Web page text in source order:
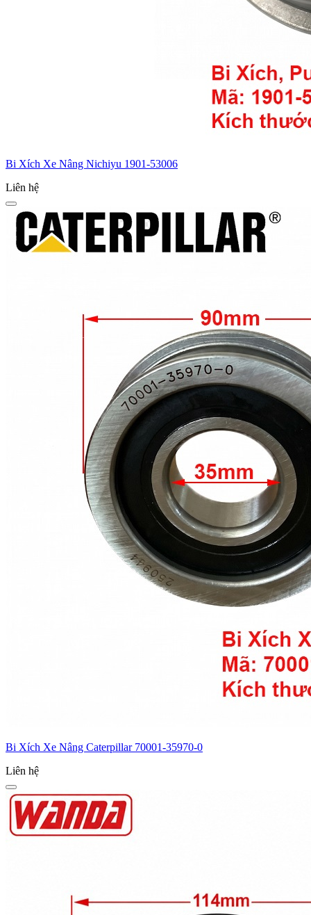
Bi Xích Xe Nâng Nichiyu 1901-53006
Liên hệ
Bi Xích Xe Nâng Caterpillar 70001-35970-0
Liên hệ